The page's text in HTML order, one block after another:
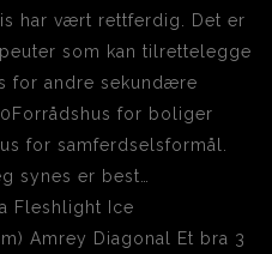
har vært rettferdig. Det er
som kan tilrettelegge
for andre sekundære
for boliger
for samferdselsformål.
synes er best…
Amrey Diagonal Et bra 3